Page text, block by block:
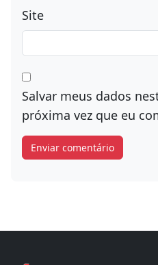
Site
Salvar meus dados
próxima vez que eu